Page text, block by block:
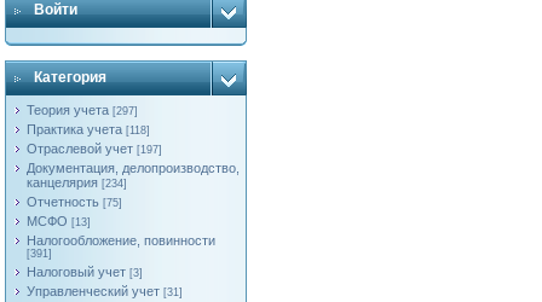
Войти
Категория
Теория учета [297]
Практика учета [118]
Отраслевой учет [197]
Документация, делопроизводство,
канцелярия [234]
Отчетность [75]
МСФО [13]
Налогообложение, повинности
[391]
Налоговый учет [3]
Управленческий учет [31]